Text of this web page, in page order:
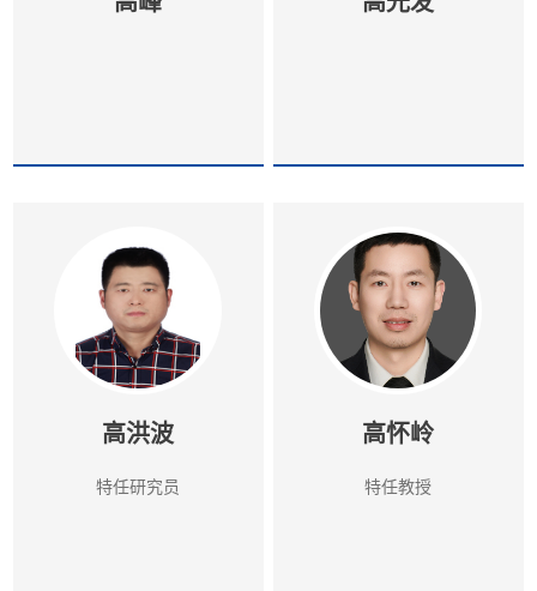
高洪波
特任研究员
高怀岭
特任教授